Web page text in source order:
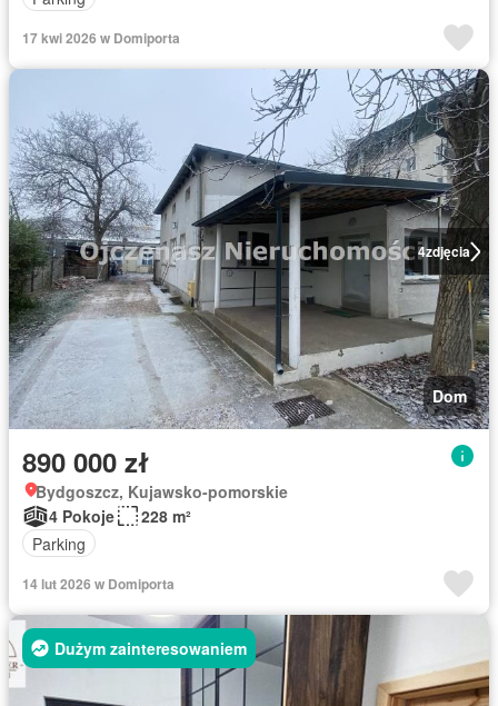
17 kwi 2026 w Domiporta
4zdjęcia
Dom
890 000 zł
Bydgoszcz, Kujawsko-pomorskie
4 Pokoje
228 m²
Parking
14 lut 2026 w Domiporta
Dużym zainteresowaniem